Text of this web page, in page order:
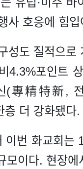
사 호응에 힘
성도 질적으
4.3%포인트
專精特新, 전
층 더 강화됐다.
이번 화교회
이다. 현장